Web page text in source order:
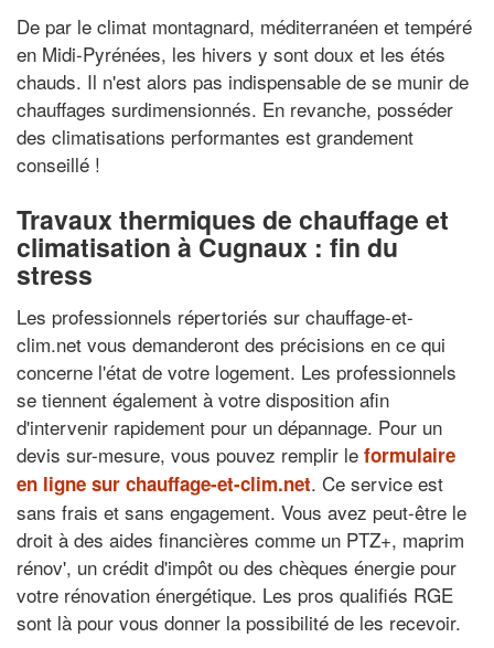
De par le climat montagnard, méditerranéen et tempéré
en Midi-Pyrénées, les hivers y sont doux et les étés
chauds. Il n'est alors pas indispensable de se munir de
chauffages surdimensionnés. En revanche, posséder
des climatisations performantes est grandement
conseillé !
Travaux thermiques de chauffage et
climatisation à Cugnaux : fin du
stress
Les professionnels répertoriés sur chauffage-et-
clim.net vous demanderont des précisions en ce qui
concerne l'état de votre logement. Les professionnels
se tiennent également à votre disposition afin
d'intervenir rapidement pour un dépannage. Pour un
devis sur-mesure, vous pouvez remplir le formulaire
en ligne sur chauffage-et-clim.net. Ce service est
sans frais et sans engagement. Vous avez peut-être le
droit à des aides financières comme un PTZ+, maprim
rénov', un crédit d'impôt ou des chèques énergie pour
votre rénovation énergétique. Les pros qualifiés RGE
sont là pour vous donner la possibilité de les recevoir.